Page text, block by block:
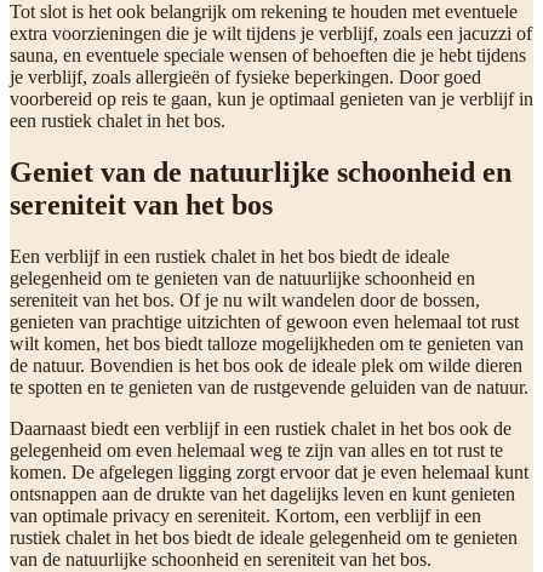
Tot slot is het ook belangrijk om rekening te houden met eventuele
extra voorzieningen die je wilt tijdens je verblijf, zoals een jacuzzi of
sauna, en eventuele speciale wensen of behoeften die je hebt tijdens
je verblijf, zoals allergieën of fysieke beperkingen. Door goed
voorbereid op reis te gaan, kun je optimaal genieten van je verblijf in
een rustiek chalet in het bos.
Geniet van de natuurlijke schoonheid en
sereniteit van het bos
Een verblijf in een rustiek chalet in het bos biedt de ideale
gelegenheid om te genieten van de natuurlijke schoonheid en
sereniteit van het bos. Of je nu wilt wandelen door de bossen,
genieten van prachtige uitzichten of gewoon even helemaal tot rust
wilt komen, het bos biedt talloze mogelijkheden om te genieten van
de natuur. Bovendien is het bos ook de ideale plek om wilde dieren
te spotten en te genieten van de rustgevende geluiden van de natuur.
Daarnaast biedt een verblijf in een rustiek chalet in het bos ook de
gelegenheid om even helemaal weg te zijn van alles en tot rust te
komen. De afgelegen ligging zorgt ervoor dat je even helemaal kunt
ontsnappen aan de drukte van het dagelijks leven en kunt genieten
van optimale privacy en sereniteit. Kortom, een verblijf in een
rustiek chalet in het bos biedt de ideale gelegenheid om te genieten
van de natuurlijke schoonheid en sereniteit van het bos.